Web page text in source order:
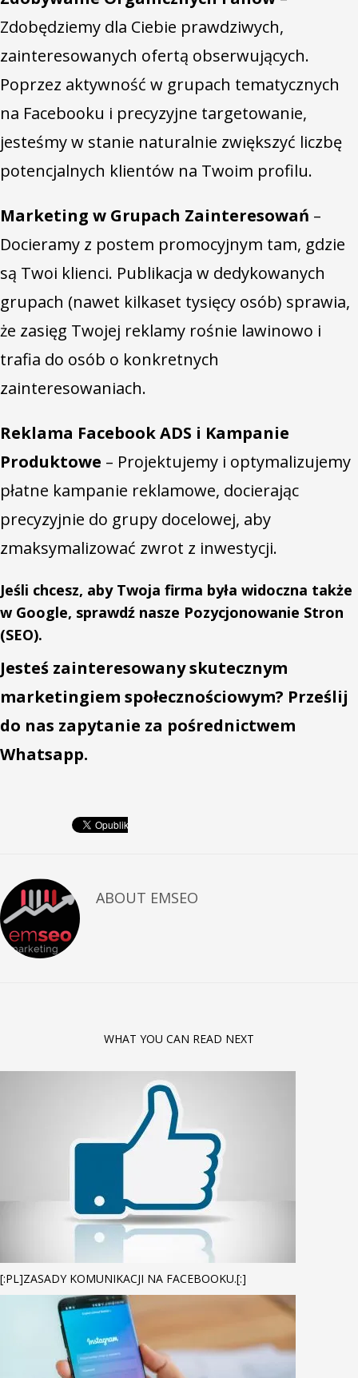
Zdobędziemy dla Ciebie prawdziwych,
zainteresowanych ofertą obserwujących.
Poprzez aktywność w grupach tematycznych
na Facebooku i precyzyjne targetowanie,
jesteśmy w stanie naturalnie zwiększyć liczbę
potencjalnych klientów na Twoim profilu.
Marketing w Grupach Zainteresowań –
Docieramy z postem promocyjnym tam, gdzie
są Twoi klienci. Publikacja w dedykowanych
grupach (nawet kilkaset tysięcy osób) sprawia,
że zasięg Twojej reklamy rośnie lawinowo i
trafia do osób o konkretnych
zainteresowaniach.
Reklama Facebook ADS i Kampanie
Produktowe – Projektujemy i optymalizujemy
płatne kampanie reklamowe, docierając
precyzyjnie do grupy docelowej, aby
zmaksymalizować zwrot z inwestycji.
Jeśli chcesz, aby Twoja firma była widoczna także
w Google, sprawdź nasze Pozycjonowanie Stron
(SEO).
Jesteś zainteresowany skutecznym
marketingiem społecznościowym? Prześlij
do nas zapytanie za pośrednictwem
Whatsapp.
ABOUT EMSEO
WHAT YOU CAN READ NEXT
[:PL]ZASADY KOMUNIKACJI NA FACEBOOKU.[:]